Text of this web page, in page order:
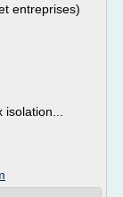
entreprises)